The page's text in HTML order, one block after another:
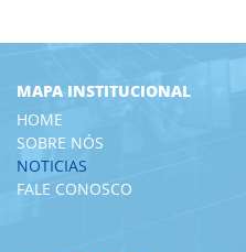
MAPA INSTITUCIONAL
HOME
SOBRE NÓS
NOTICIAS
FALE CONOSCO